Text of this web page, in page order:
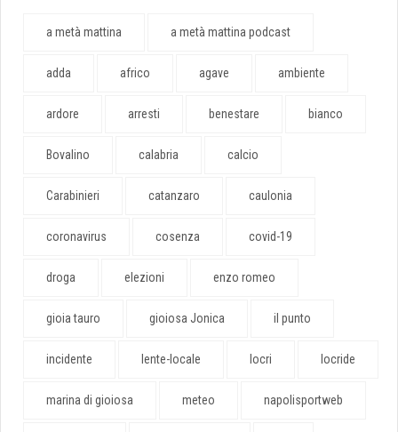
a metà mattina a metà mattina podcast
adda africo agave ambiente
ardore arresti benestare bianco
Bovalino calabria calcio
Carabinieri catanzaro caulonia
coronavirus cosenza covid-19
droga elezioni enzo romeo
gioia tauro gioiosa Jonica il punto
incidente lente-locale locri locride
marina di gioiosa meteo napolisportweb